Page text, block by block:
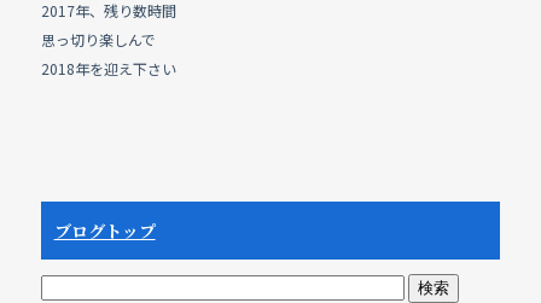
k
2017年、残り数時間
思っ切り楽しんで
2018年を迎え下さい
ブログトップ